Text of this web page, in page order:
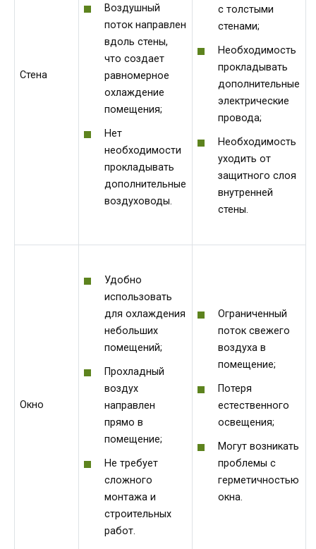
Стена
Воздушный
поток направлен
вдоль стены,
что создает
равномерное
охлаждение
помещения;
Нет
необходимости
прокладывать
дополнительные
воздуховоды.
с толстыми
стенами;
Необходимость
прокладывать
дополнительные
электрические
провода;
Необходимость
уходить от
защитного слоя
внутренней
стены.
Окно
Удобно
использовать
для охлаждения
небольших
помещений;
Прохладный
воздух
направлен
прямо в
помещение;
Не требует
сложного
монтажа и
строительных
работ.
Ограниченный
поток свежего
воздуха в
помещение;
Потеря
естественного
освещения;
Могут возникать
проблемы с
герметичностью
окна.